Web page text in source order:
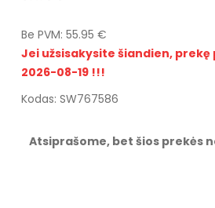
Be PVM: 55.95 €
Jei užsisakysite šiandien,
2026-08-19 !!!
Kodas: SW767586
Atsiprašome, bet šios prekės